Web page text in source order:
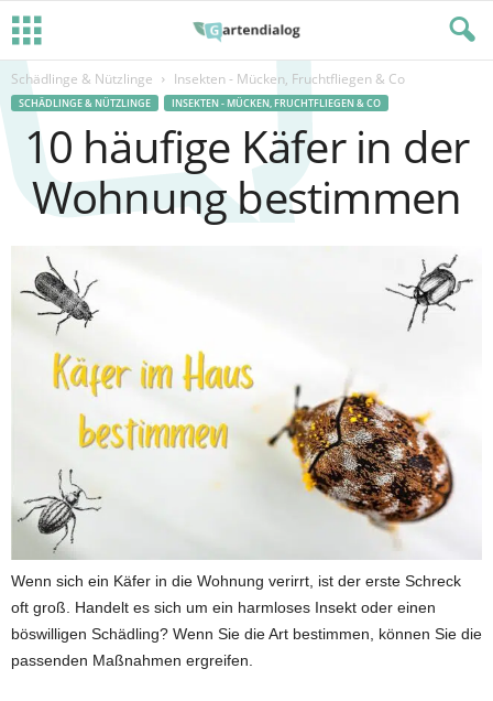
Schädlinge & Nützlinge Insekten - Mücken, Fruchtfliegen & Co
SCHÄDLINGE & NÜTZLINGE INSEKTEN - MÜCKEN, FRUCHTFLIEGEN & CO
10 häufige Käfer in der
Wohnung bestimmen
Wenn sich ein Käfer in die Wohnung verirrt, ist der erste Schreck
oft groß. Handelt es sich um ein harmloses Insekt oder einen
böswilligen Schädling? Wenn Sie die Art bestimmen, können Sie die
passenden Maßnahmen ergreifen.